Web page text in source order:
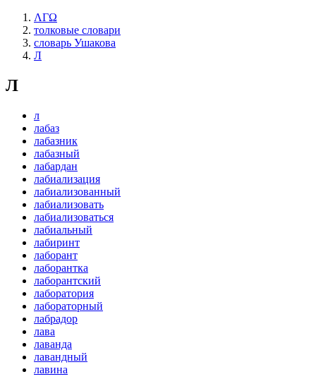
ΛΓΩ
толковые словари
словарь Ушакова
Л
Л
л
лабаз
лабазник
лабазный
лабардан
лабиализация
лабиализованный
лабиализовать
лабиализоваться
лабиальный
лабиринт
лаборант
лаборантка
лаборантский
лаборатория
лабораторный
лабрадор
лава
лаванда
лавандный
лавина